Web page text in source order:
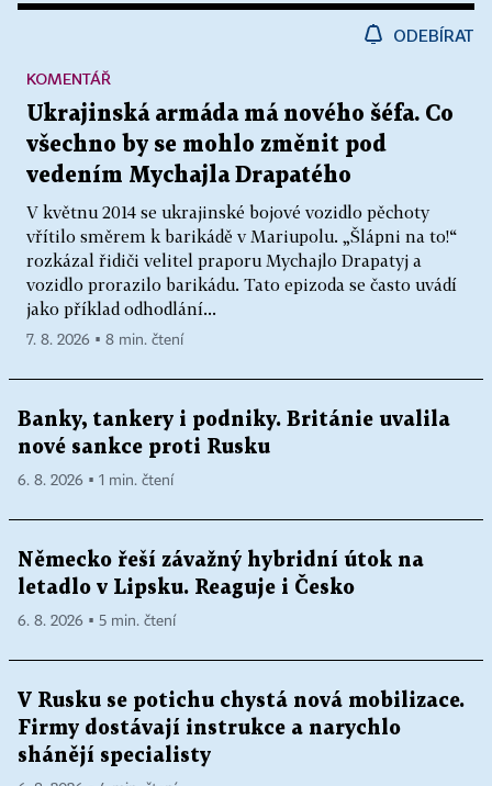
ODEBÍRAT
Ukrajinská armáda má nového šéfa. Co
všechno by se mohlo změnit pod
vedením Mychajla Drapatého
V květnu 2014 se ukrajinské bojové vozidlo pěchoty
vřítilo směrem k barikádě v Mariupolu. „Šlápni na to!“
rozkázal řidiči velitel praporu Mychajlo Drapatyj a
vozidlo prorazilo barikádu. Tato epizoda se často uvádí
jako příklad odhodlání...
KOMENTÁŘ
7. 8. 2026 ▪ 8 min. čtení
Banky, tankery i podniky. Británie uvalila
nové sankce proti Rusku
6. 8. 2026 ▪ 1 min. čtení
Německo řeší závažný hybridní útok na
letadlo v Lipsku. Reaguje i Česko
6. 8. 2026 ▪ 5 min. čtení
V Rusku se potichu chystá nová mobilizace.
Firmy dostávají instrukce a narychlo
shánějí specialisty